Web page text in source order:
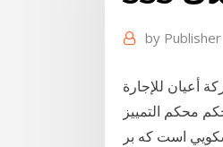
by Publisher
أعيان للإجارة
دينار وذلك وفقاً لحكم محكم التمييز
با لانچر چهار سكويي است كه بر